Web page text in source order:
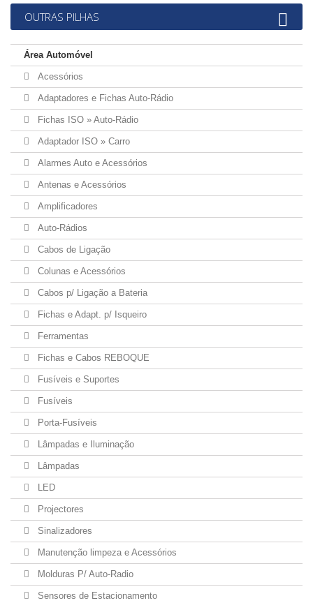
Varta(3)
OUTRAS PILHAS
Área Automóvel
Acessórios
Adaptadores e Fichas Auto-Rádio
Fichas ISO » Auto-Rádio
Adaptador ISO » Carro
Alarmes Auto e Acessórios
Antenas e Acessórios
Amplificadores
Auto-Rádios
Cabos de Ligação
Colunas e Acessórios
Cabos p/ Ligação a Bateria
Fichas e Adapt. p/ Isqueiro
Ferramentas
Fichas e Cabos REBOQUE
Fusíveis e Suportes
Fusíveis
Porta-Fusíveis
Lâmpadas e Iluminação
Lâmpadas
LED
Projectores
Sinalizadores
Manutenção limpeza e Acessórios
Molduras P/ Auto-Radio
Sensores de Estacionamento